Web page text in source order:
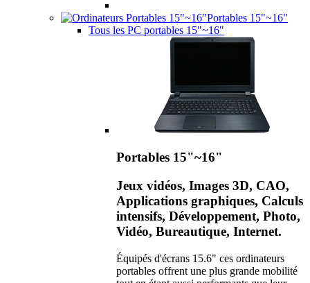
Portables 15"~16"
Tous les PC portables 15"~16"
Portables 15"~16"
Jeux vidéos, Images 3D, CAO,
Applications graphiques, Calculs
intensifs, Développement, Photo,
Vidéo, Bureautique, Internet.
Équipés d'écrans 15.6" ces ordinateurs
portables offrent une plus grande mobilité